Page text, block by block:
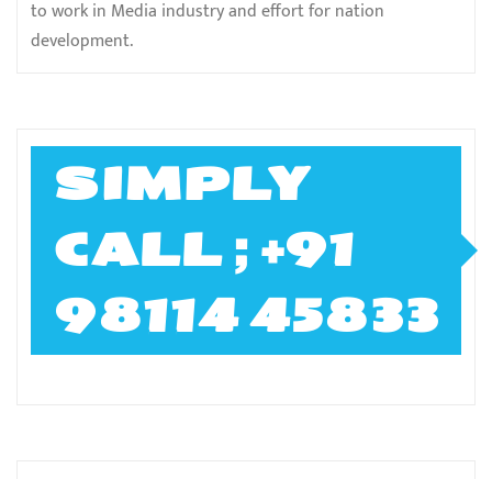
to work in Media industry and effort for nation
development.
SIMPLY
CALL ; +91
98114 45833